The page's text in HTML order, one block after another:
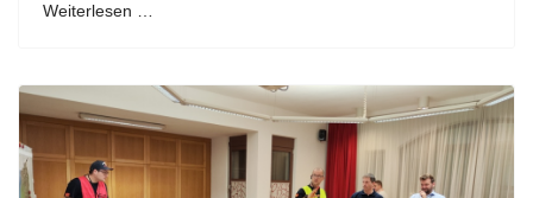
Weiterlesen …